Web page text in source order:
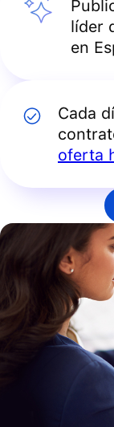
líder
en
Cada
oferta